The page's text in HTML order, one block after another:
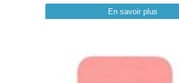
En savoir plus